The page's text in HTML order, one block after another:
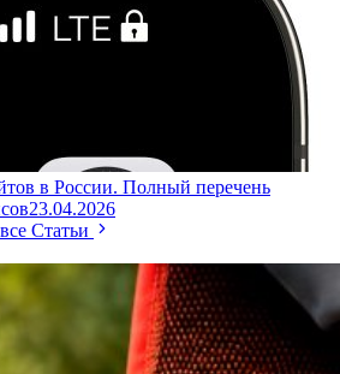
в России. Полный перечень
23.04.2026
Статьи